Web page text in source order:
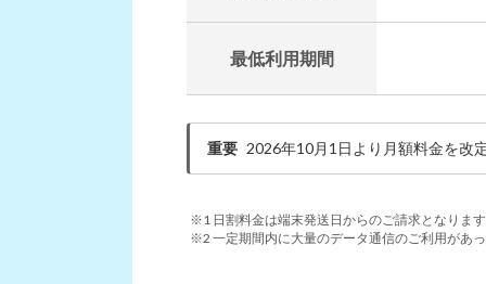
最低利用期間
重要 2026年10月1日より月額料金を改
1 日割料金は端末発送日からのご請求となりま
2 一定期間内に大量のデータ通信のご利用があ